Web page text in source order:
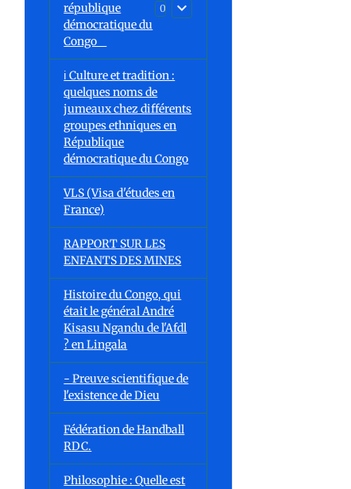
république
démocratique du
Congo
ℹ️ Culture et tradition :
quelques noms de
jumeaux chez différents
groupes ethniques en
République
démocratique du Congo
VLS (Visa d'études en
France)
RAPPORT SUR LES
ENFANTS DES MINES
Histoire du Congo, qui
était le général André
Kisasu Ngandu de l'Afdl
? en Lingala
- Preuve scientifique de
l'existence de Dieu
Fédération de Handball
RDC.
Philosophie : Quelle est